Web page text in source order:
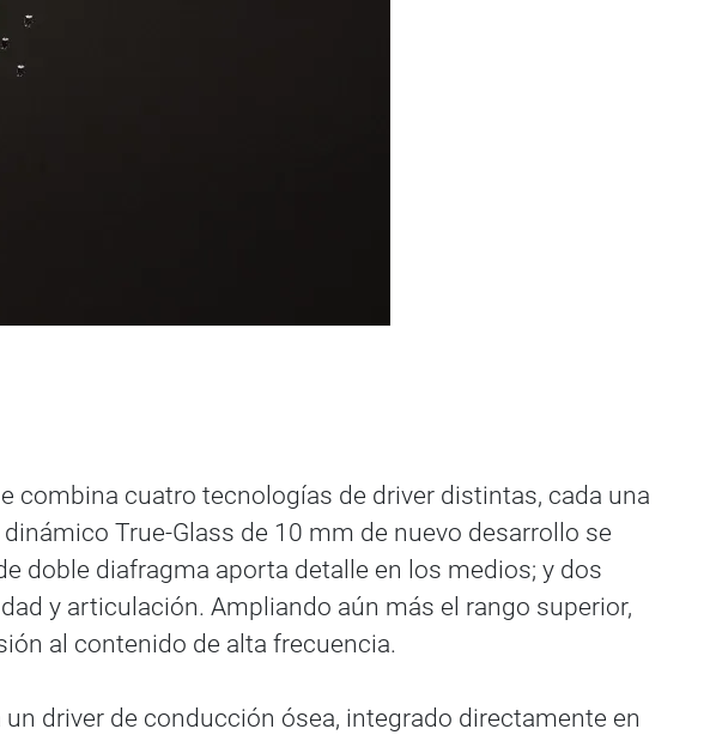
combina cuatro tecnologías de driver distintas, cada una
True-Glass de 10 mm de nuevo desarrollo se
doble diafragma aporta detalle en los medios; y dos
y articulación. Ampliando aún más el rango superior,
al contenido de alta frecuencia.
driver de conducción ósea, integrado directamente en